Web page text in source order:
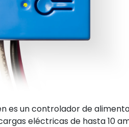
es un controlador de
eléctricas de hasta 10